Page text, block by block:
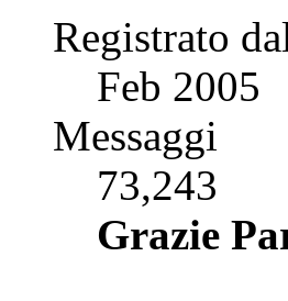
Registrato
Feb 2005
Messaggi
73,243
Grazie